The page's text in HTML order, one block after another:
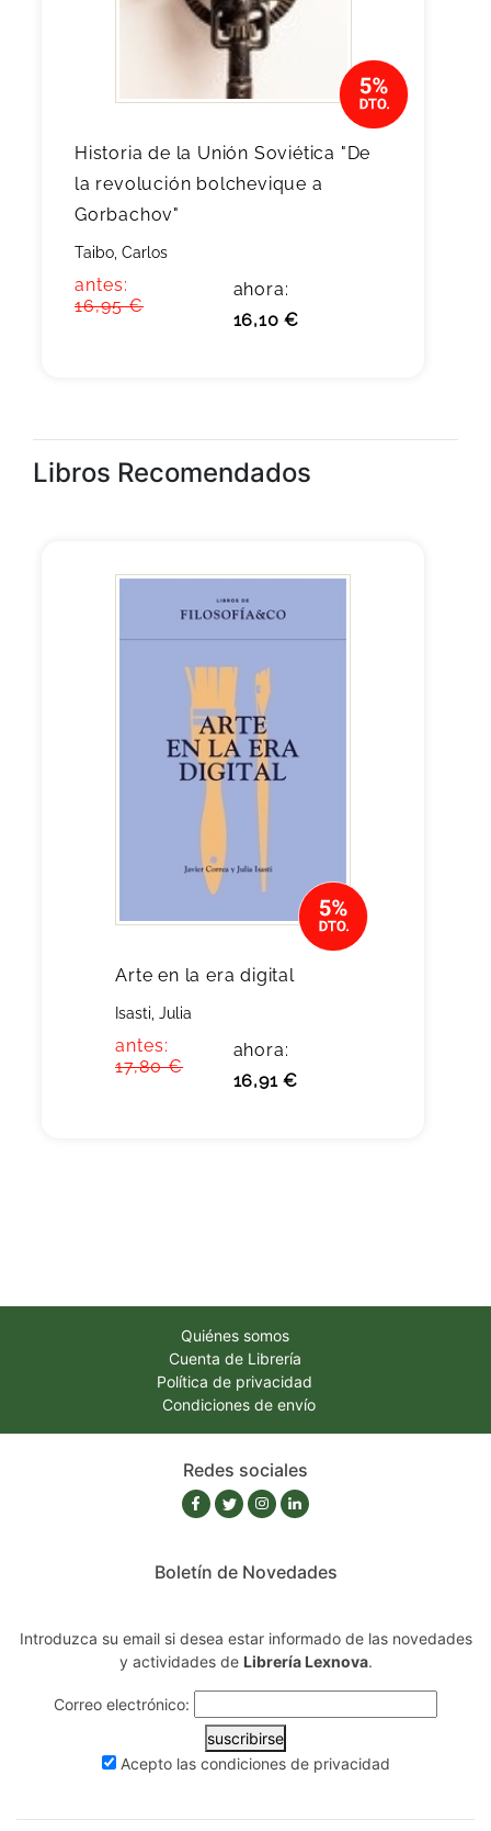
Historia de la Unión Soviética "De
la revolución bolchevique a
Gorbachov"
Taibo, Carlos
antes:
16,95 €
ahora:
16,10 €
Libros Recomendados
Arte en la era digital
Isasti, Julia
antes:
17,80 €
ahora:
16,91 €
Quiénes somos
Cuenta de Librería
Política de privacidad
Condiciones de envío
Redes sociales
Boletín de Novedades
Introduzca su email si desea estar informado de las novedades
y actividades de Librería Lexnova.
Correo electrónico:
suscribirse
Acepto las condiciones de privacidad